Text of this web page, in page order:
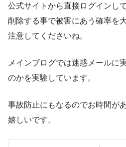
公式サイトから直接ログインし
削除する事で被害にあう確率を
注意してくださいね。
メインブログでは迷惑メールに
のかを実験しています。
事故防止にもなるのでお時間が
嬉しいです。